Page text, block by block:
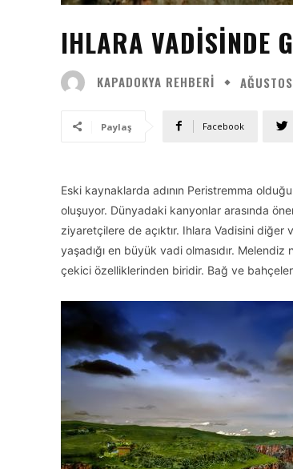
IHLARA VADISINDE
KAPADOKYA REHBERI
Paylaş Facebook
Eski kaynaklarda adının Peristremma
oluşuyor. Dünyadaki kanyonlar arasında
ziyaretçilere de açıktır. Ihlara Vadisini
yaşadığı en büyük vadi olmasıdır.
çekici özelliklerinden biridir. Bağ ve